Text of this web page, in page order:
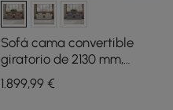
Sofá cama convertible
giratorio de 2130 mm,
algodón y lino
1.899,99€